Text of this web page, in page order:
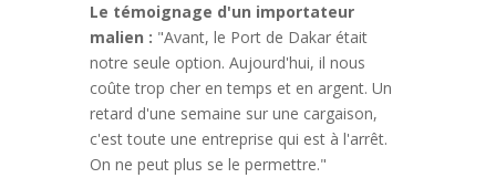
Le témoignage d'un importateur
malien : "Avant, le Port de Dakar était
notre seule option. Aujourd'hui, il nous
coûte trop cher en temps et en argent. Un
retard d'une semaine sur une cargaison,
c'est toute une entreprise qui est à l'arrêt.
On ne peut plus se le permettre."